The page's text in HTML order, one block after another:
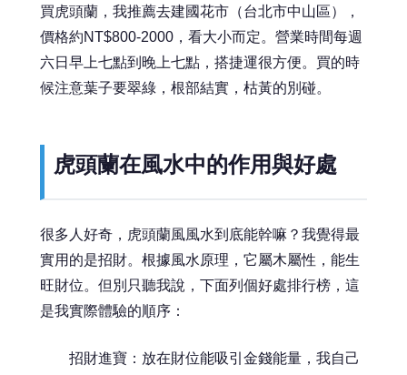
買虎頭蘭，我推薦去建國花市（台北市中山區），
價格約NT$800-2000，看大小而定。營業時間每週
六日早上七點到晚上七點，搭捷運很方便。買的時
候注意葉子要翠綠，根部結實，枯黃的別碰。
虎頭蘭在風水中的作用與好處
很多人好奇，虎頭蘭風風水到底能幹嘛？我覺得最
實用的是招財。根據風水原理，它屬木屬性，能生
旺財位。但別只聽我說，下面列個好處排行榜，這
是我實際體驗的順序：
招財進寶：放在財位能吸引金錢能量，我自己